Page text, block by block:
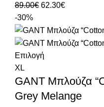
89.00€ 62.30€
-30%
Επιλογή
XL
GANT Μπλούζα
Grey Melange